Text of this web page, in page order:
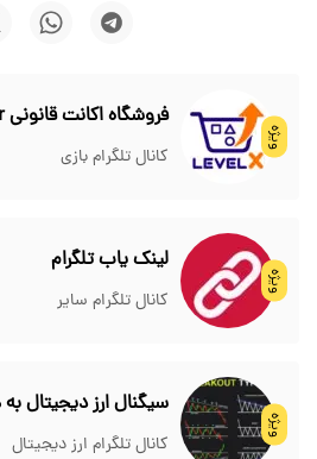
ویژه
فروشگاه اکانت قانونی Levelix.ir
کانال تلگرام بازی
ویژه
لینک یاب تلگرام
کانال تلگرام سایر
ویژه
سیگنال ارز دیجیتال
کانال تلگرام ارز دیجیتال